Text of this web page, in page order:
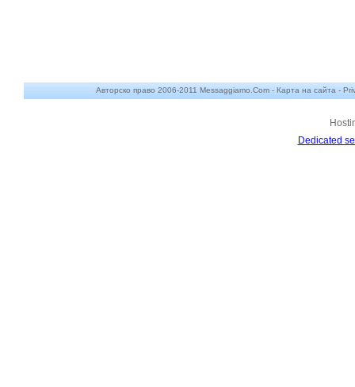
Авторско право 2006-2011 Messaggiamo.Com - Карта на сайта -
Dedicated